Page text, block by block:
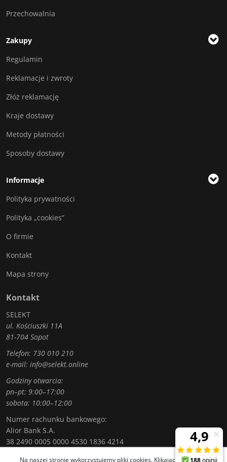
Przechowalnia
Zakupy
Regulamin
Reklamacje i zwroty
Złóż reklamację
Kraje dostawy
Metody płatności
Sposoby dostawy
Informacje
Polityka prywatności
Polityka „cookies”
O firmie
Kontakt
Mapa strony
Kontakt
SELEKT
ul. Kościuszki 11A
81-704 Sopot
Telefon: 730 010 210
e-mail: info@selekt.online
Godziny otwarcia:
pn–pt: 9:00–17:00
sobota: 10:00–12:00
Numer rachunku bankowego:
Alior Bank S.A.
38 2490 0005 0000 4530 1836 4214
Na naszej stronie wykorzystujemy pliki cookies. Klikając „Akceptuję